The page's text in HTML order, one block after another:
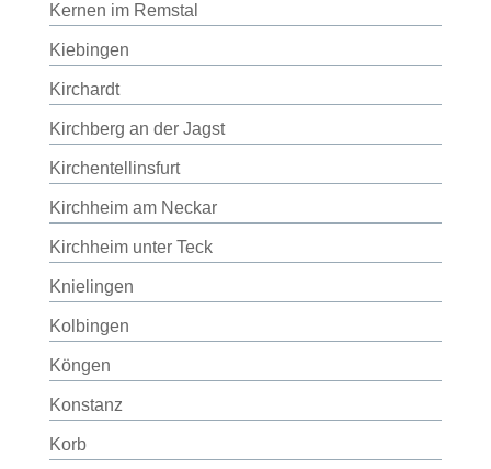
Kernen im Remstal
Kiebingen
Kirchardt
Kirchberg an der Jagst
Kirchentellinsfurt
Kirchheim am Neckar
Kirchheim unter Teck
Knielingen
Kolbingen
Köngen
Konstanz
Korb